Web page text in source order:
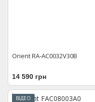
Orient RA-AC0032V30B
14 590 грн
ВІДЕО